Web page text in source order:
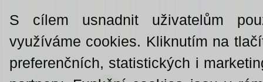
S cílem usnadnit uživatelům
využíváme cookies. Kliknutím na
preferenčních, statistických i